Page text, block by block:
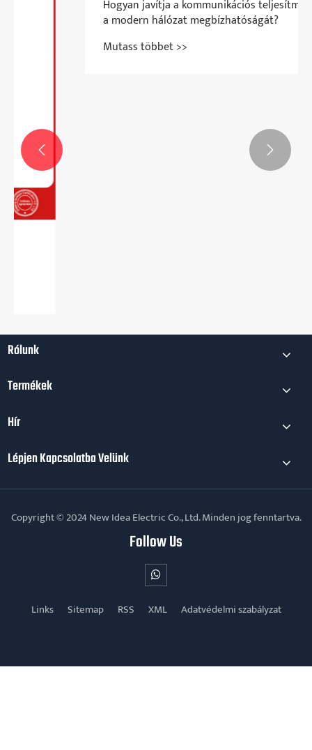
 
Rólunk
Termékek
Hír
Lépjen Kapcsolatba Velünk
Copyright © 2024 New Idea Electric Co., Ltd. Minden jog fenntartva.
Follow Us
Links Sitemap RSS XML Adatvédelmi szabályzat